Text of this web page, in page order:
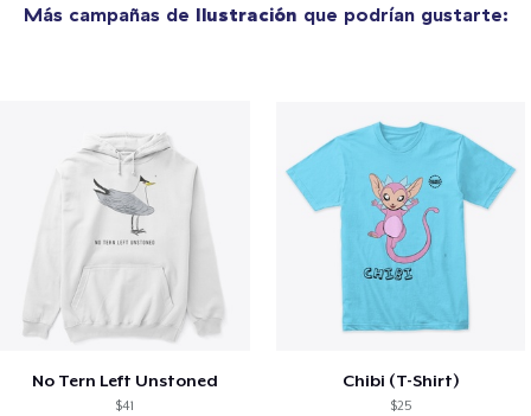
Más campañas de Ilustración que podrían gustarte:
No Tern Left Unstoned
$41
Chibi (T-Shirt)
$25